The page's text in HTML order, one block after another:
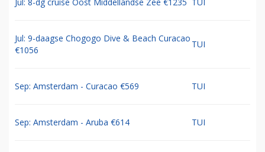
Jul: 9-daagse Chogogo Dive & Beach Curacao
€1056
TUI
Sep: Amsterdam - Curacao €569 TUI
Sep: Amsterdam - Aruba €614 TUI